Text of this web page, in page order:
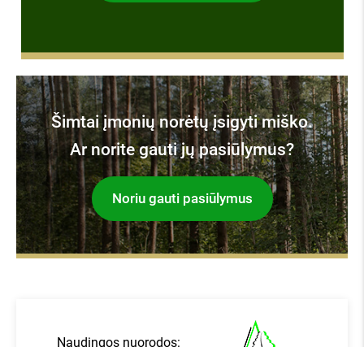
Šimtai įmonių norėtų įsigyti miško.
Ar norite gauti jų pasiūlymus?
Noriu gauti pasiūlymus
Naudingos nuorodos: